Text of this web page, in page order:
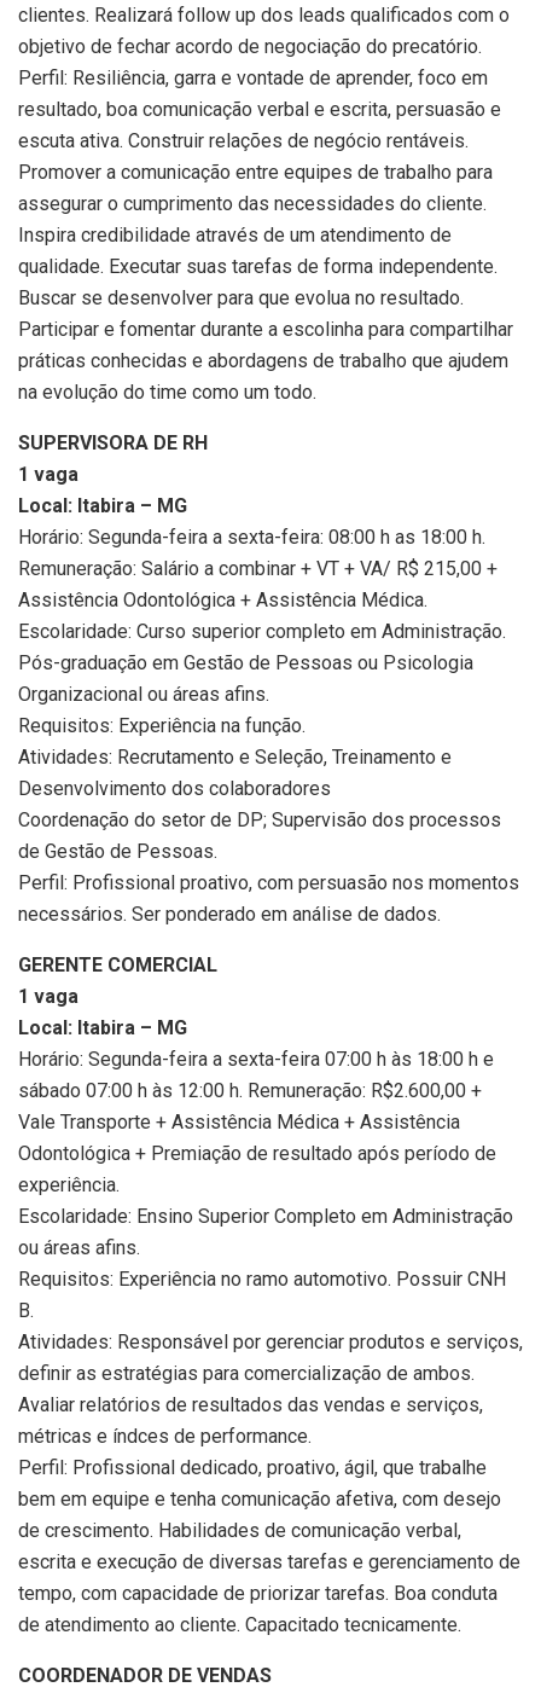
clientes. Realizará follow up dos leads qualificados com o
objetivo de fechar acordo de negociação do precatório.
Perfil: Resiliência, garra e vontade de aprender, foco em
resultado, boa comunicação verbal e escrita, persuasão e
escuta ativa. Construir relações de negócio rentáveis.
Promover a comunicação entre equipes de trabalho para
assegurar o cumprimento das necessidades do cliente.
Inspira credibilidade através de um atendimento de
qualidade. Executar suas tarefas de forma independente.
Buscar se desenvolver para que evolua no resultado.
Participar e fomentar durante a escolinha para compartilhar
práticas conhecidas e abordagens de trabalho que ajudem
na evolução do time como um todo.
SUPERVISORA DE RH
1 vaga
Local: Itabira – MG
Horário: Segunda-feira a sexta-feira: 08:00 h as 18:00 h.
Remuneração: Salário a combinar + VT + VA/ R$ 215,00 +
Assistência Odontológica + Assistência Médica.
Escolaridade: Curso superior completo em Administração.
Pós-graduação em Gestão de Pessoas ou Psicologia
Organizacional ou áreas afins.
Requisitos: Experiência na função.
Atividades: Recrutamento e Seleção, Treinamento e
Desenvolvimento dos colaboradores
Coordenação do setor de DP; Supervisão dos processos
de Gestão de Pessoas.
Perfil: Profissional proativo, com persuasão nos momentos
necessários. Ser ponderado em análise de dados.
GERENTE COMERCIAL
1 vaga
Local: Itabira – MG
Horário: Segunda-feira a sexta-feira 07:00 h às 18:00 h e
sábado 07:00 h às 12:00 h. Remuneração: R$2.600,00 +
Vale Transporte + Assistência Médica + Assistência
Odontológica + Premiação de resultado após período de
experiência.
Escolaridade: Ensino Superior Completo em Administração
ou áreas afins.
Requisitos: Experiência no ramo automotivo. Possuir CNH
B.
Atividades: Responsável por gerenciar produtos e serviços,
definir as estratégias para comercialização de ambos.
Avaliar relatórios de resultados das vendas e serviços,
métricas e índces de performance.
Perfil: Profissional dedicado, proativo, ágil, que trabalhe
bem em equipe e tenha comunicação afetiva, com desejo
de crescimento. Habilidades de comunicação verbal,
escrita e execução de diversas tarefas e gerenciamento de
tempo, com capacidade de priorizar tarefas. Boa conduta
de atendimento ao cliente. Capacitado tecnicamente.
COORDENADOR DE VENDAS